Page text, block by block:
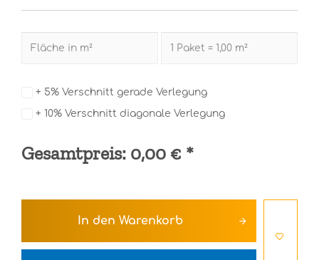
+ 5% Verschnitt gerade Verlegung
+ 10% Verschnitt diagonale Verlegung
Gesamtpreis: 0,00 € *
In den Warenkorb